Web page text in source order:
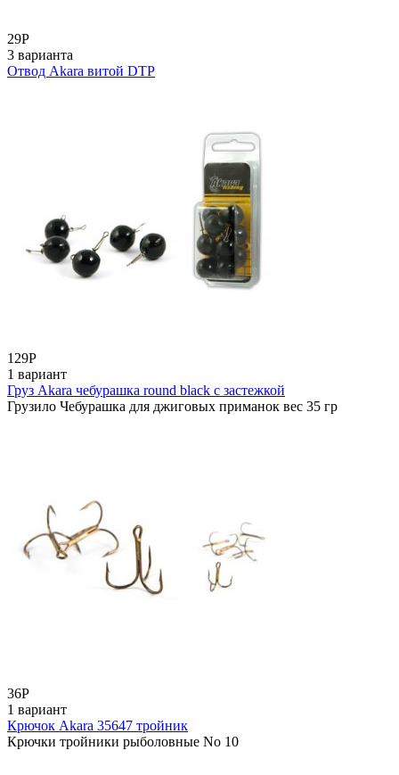
29Р
3 варианта
Отвод Akara витой DTP
129Р
1 вариант
Груз Akara чебурашка round black с застежкой
Грузило Чебурашка для джиговых приманок вес 35 гр
36Р
1 вариант
Крючок Akara 35647 тройник
Крючки тройники рыболовные No 10